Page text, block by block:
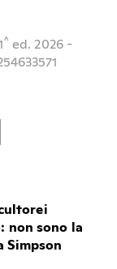
^ ed. 2026 -
non sono la
Simpson